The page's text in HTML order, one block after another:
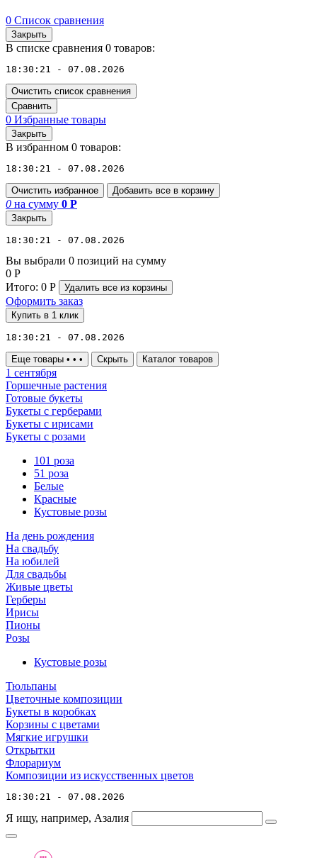
0 Список сравнения
Закрыть
В списке сравнения 0 товаров:
18:30:21 - 07.08.2026
Очистить список сравнения
Сравнить
0 Избранные товары
Закрыть
В избранном 0 товаров:
18:30:21 - 07.08.2026
Очистить избранное Добавить все в корзину
0 на сумму 0 Р
Закрыть
18:30:21 - 07.08.2026
Вы выбрали 0 позиций на сумму
0 Р
Итого: 0 Р Удалить все из корзины
Оформить заказ
Купить в 1 клик
18:30:21 - 07.08.2026
Еще товары • • • Скрыть Каталог товаров
1 сентября
Горшечные растения
Готовые букеты
Букеты с герберами
Букеты с ирисами
Букеты с розами
101 роза
51 роза
Белые
Красные
Кустовые розы
На день рождения
На свадьбу
На юбилей
Для свадьбы
Живые цветы
Герберы
Ирисы
Пионы
Розы
Кустовые розы
Тюльпаны
Цветочные композиции
Букеты в коробках
Корзины с цветами
Мягкие игрушки
Открытки
Флорариум
Композиции из искусственных цветов
18:30:21 - 07.08.2026
Я ищу, например, Азалия